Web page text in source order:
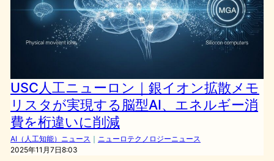
USC人工ニューロン｜銀イオン拡散メモ
リスタが実現する脳型AI、エネルギー消
費を桁違いに削減
AI（人工知能）ニュース ｜ ニューロテクノロジーニュース
2025年11月7日8:03